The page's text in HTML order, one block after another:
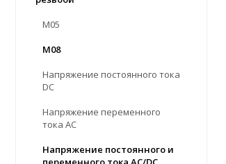
М05
М08
Напряжение постоянного тока
DC
Напряжение переменного
тока АС
Напряжение постоянного и